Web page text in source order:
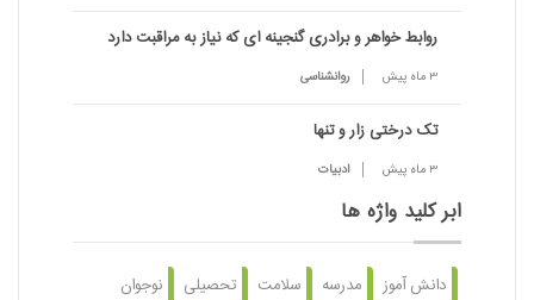
روابط خواهر و برادری گنجینه ای که نیاز به مراقبت دارد
3 ماه پیش روانشناسی
تک درختی زار و تنها
3 ماه پیش ادبیات
ابر کلید واژه ها
دانش آموز مدرسه سلامت تحصیلی
نوجوان